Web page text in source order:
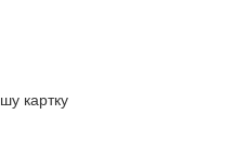
картку